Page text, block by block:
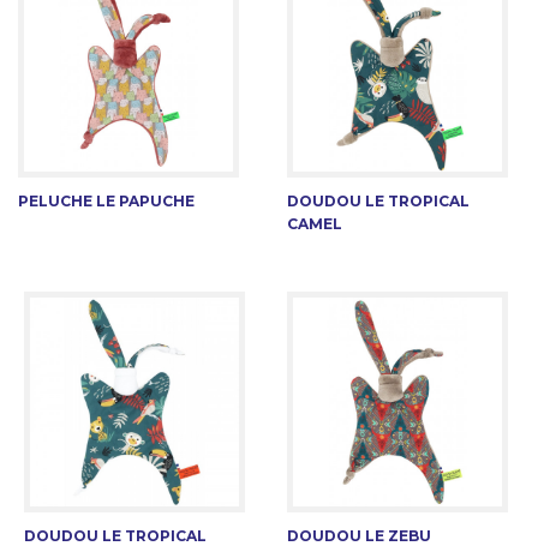
PELUCHE LE PAPUCHE
DOUDOU LE TROPICAL
CAMEL
DOUDOU LE TROPICAL DOUDOU LE ZEBU